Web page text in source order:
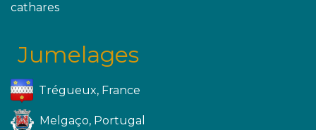
cathares
Jumelages
Trégueux, France
Melgaço, Portugal